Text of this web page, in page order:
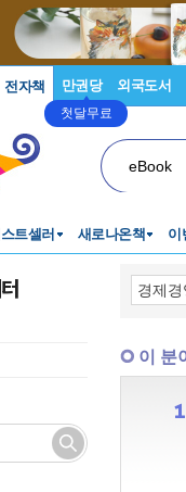
전자책 만권당
첫달무료
외국도서
eBook
트셀러 새로나온책 이
이 분